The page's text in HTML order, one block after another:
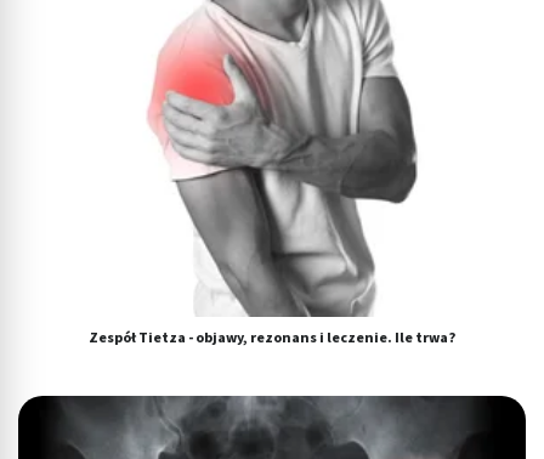
Zespół Tietza - objawy, rezonans i leczenie. Ile trwa?